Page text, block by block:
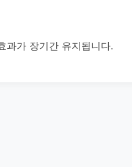
과가 장기간 유지됩니다.